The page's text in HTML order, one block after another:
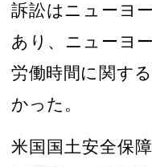
訴訟はニューヨ
あり、ニューヨ
労働時間に関す
かった。
米国国土安全保